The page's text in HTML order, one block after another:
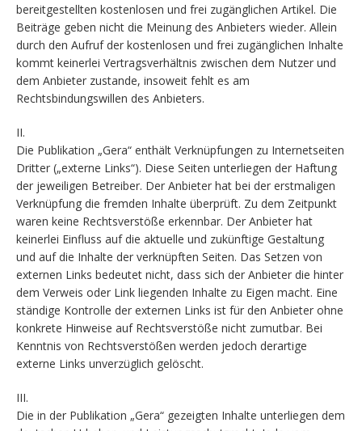
bereitgestellten kostenlosen und frei zugänglichen Artikel. Die
Beiträge geben nicht die Meinung des Anbieters wieder. Allein
durch den Aufruf der kostenlosen und frei zugänglichen Inhalte
kommt keinerlei Vertragsverhältnis zwischen dem Nutzer und
dem Anbieter zustande, insoweit fehlt es am
Rechtsbindungswillen des Anbieters.
II.
Die Publikation „Gera“ enthält Verknüpfungen zu Internetseiten
Dritter („externe Links“). Diese Seiten unterliegen der Haftung
der jeweiligen Betreiber. Der Anbieter hat bei der erstmaligen
Verknüpfung die fremden Inhalte überprüft. Zu dem Zeitpunkt
waren keine Rechtsverstöße erkennbar. Der Anbieter hat
keinerlei Einfluss auf die aktuelle und zukünftige Gestaltung
und auf die Inhalte der verknüpften Seiten. Das Setzen von
externen Links bedeutet nicht, dass sich der Anbieter die hinter
dem Verweis oder Link liegenden Inhalte zu Eigen macht. Eine
ständige Kontrolle der externen Links ist für den Anbieter ohne
konkrete Hinweise auf Rechtsverstöße nicht zumutbar. Bei
Kenntnis von Rechtsverstößen werden jedoch derartige
externe Links unverzüglich gelöscht.
III.
Die in der Publikation „Gera“ gezeigten Inhalte unterliegen dem